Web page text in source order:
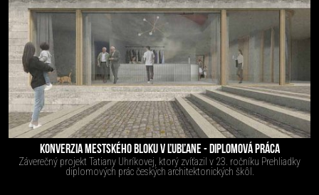
KONVERZIA MESTSKÉHO BLOKU V ĽUBĽANE - DIPLOMOVÁ PRÁCA
Záverečný projekt Tatiany Uhríkovej, ktorý zvíťazil v 23. ročníku Prehliadky
diplomových prác českých architektonických škôl.